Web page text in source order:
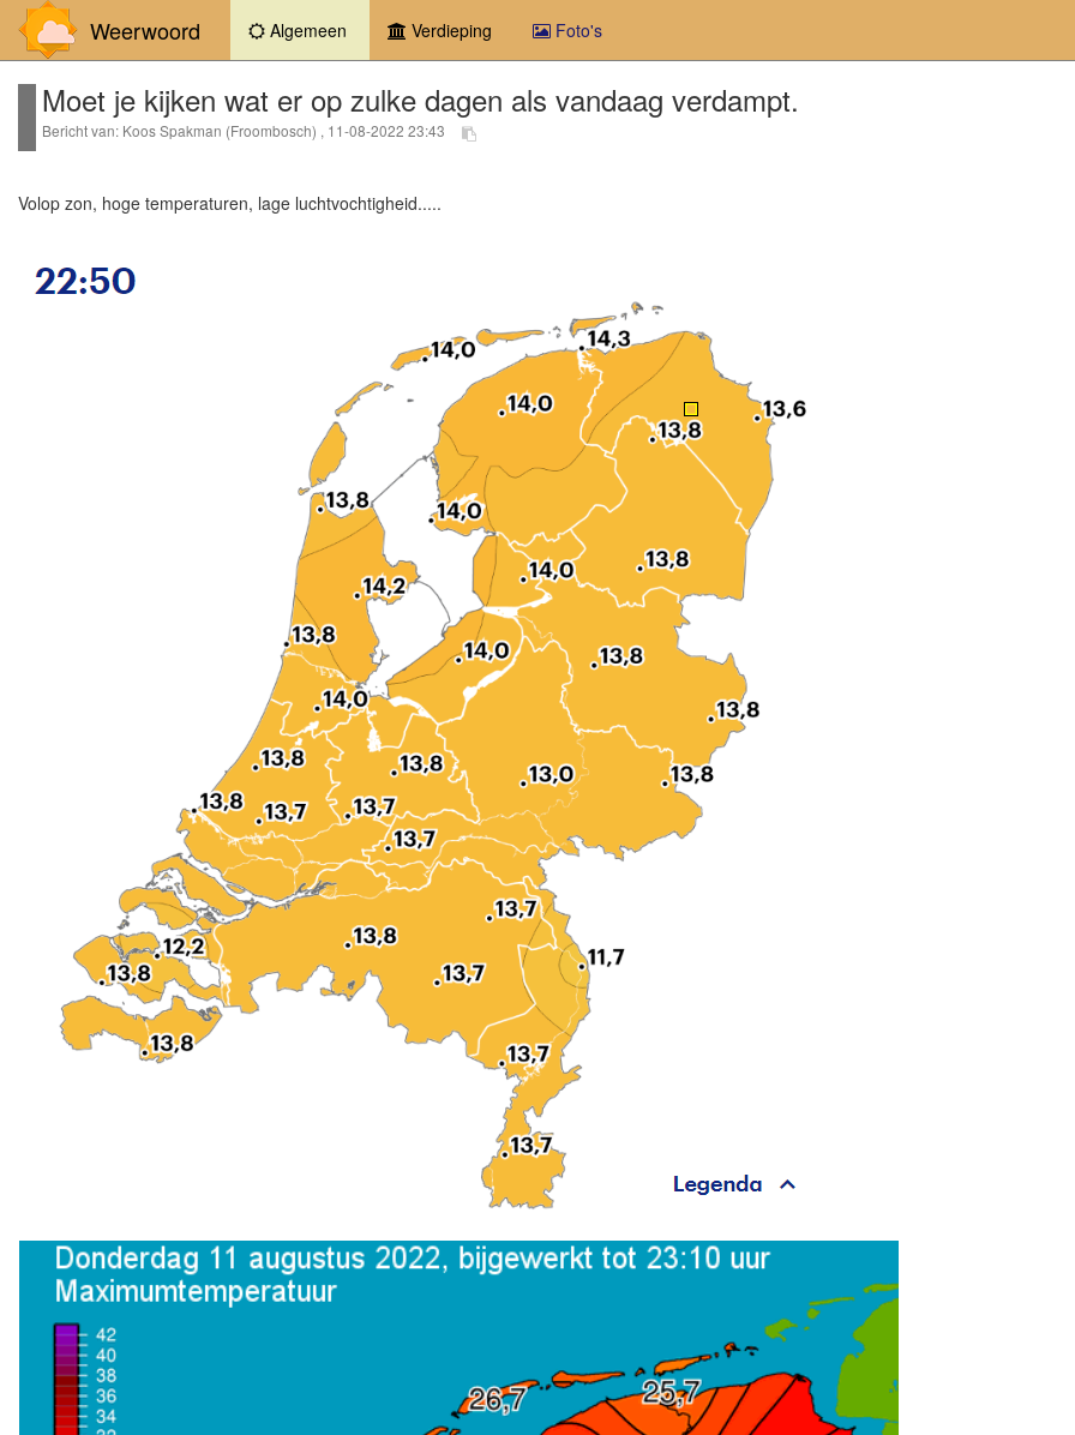
Weerwoord Algemeen (current)Verdieping Foto's
Moet je kijken wat er op zulke dagen als vandaag verdampt.
Bericht van: Koos Spakman (Froombosch) , 11-08-2022 23:43
Volop zon, hoge temperaturen, lage luchtvochtigheid.....